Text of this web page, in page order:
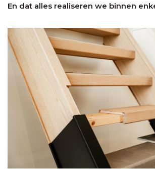
En dat alles realiseren we binnen